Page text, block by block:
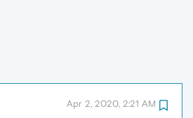
Apr 2, 2020, 2:21 AM